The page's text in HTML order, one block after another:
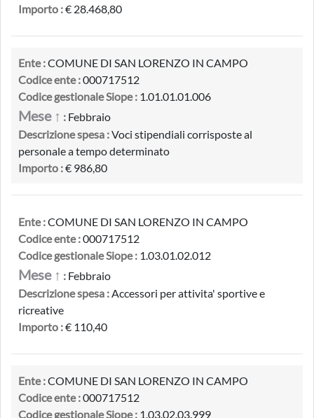
Importo :€ 28.468,80
Ente :COMUNE DI SAN LORENZO IN CAMPO
Codice ente :000717512
Codice gestionale Siope : 1.01.01.01.006
Mese ↑ : Febbraio
Descrizione spesa :Voci stipendiali corrisposte al
personale a tempo determinato
Importo :€ 986,80
Ente :COMUNE DI SAN LORENZO IN CAMPO
Codice ente :000717512
Codice gestionale Siope : 1.03.01.02.012
Mese ↑ : Febbraio
Descrizione spesa :Accessori per attivita' sportive e
ricreative
Importo :€ 110,40
Ente :COMUNE DI SAN LORENZO IN CAMPO
Codice ente :000717512
Codice gestionale Siope : 1.03.02.03.999